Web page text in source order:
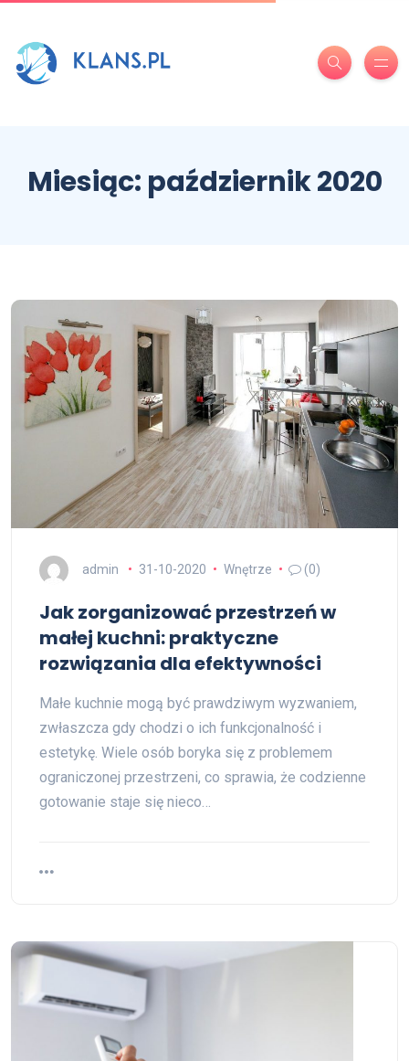
Miesiąc: październik 2020
admin 31-10-2020 Wnętrze (0)
Jak zorganizować przestrzeń w
małej kuchni: praktyczne
rozwiązania dla efektywności
Małe kuchnie mogą być prawdziwym wyzwaniem,
zwłaszcza gdy chodzi o ich funkcjonalność i
estetykę. Wiele osób boryka się z problemem
ograniczonej przestrzeni, co sprawia, że codzienne
gotowanie staje się nieco…